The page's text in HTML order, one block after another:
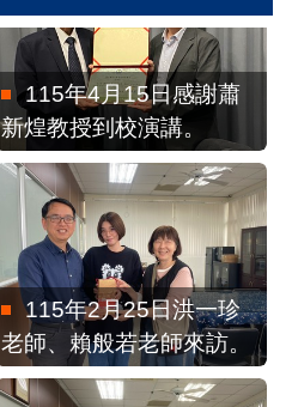
115年4月15日感謝蕭
新煌教授到校演講。
115年2月25日洪一珍
老師、賴般若老師來訪。